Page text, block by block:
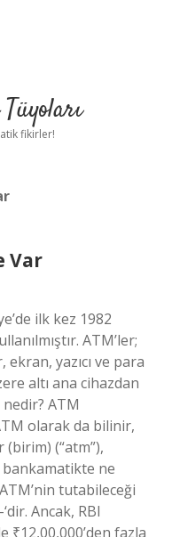
fikirler!
Var
ilk kez 1982
ATM’ler;
yazıcı ve para
altı ana cihazdan
nedir? ATM
olarak da bilinir,
(“atm”),
bankamatikte ne
tutabileceği
Ancak, RBI
₹12,00,000’den fazla